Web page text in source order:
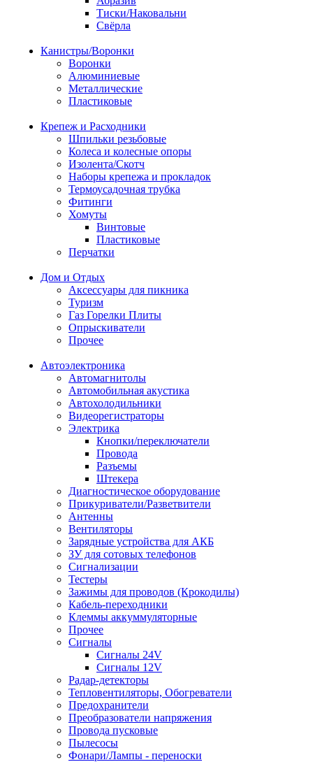
Тиски/Наковальни
Свёрла
Канистры/Воронки
Воронки
Алюминиевые
Металлические
Пластиковые
Крепеж и Расходники
Шпильки резьбовые
Колеса и колесные опоры
Изолента/Скотч
Наборы крепежа и прокладок
Термоусадочная трубка
Фитинги
Хомуты
Винтовые
Пластиковые
Перчатки
Дом и Отдых
Аксессуары для пикника
Туризм
Газ Горелки Плиты
Опрыскиватели
Прочее
Автоэлектроника
Автомагнитолы
Автомобильная акустика
Автохолодильники
Видеорегистраторы
Электрика
Кнопки/переключатели
Провода
Разъемы
Штекера
Диагностическое оборудование
Прикуриватели/Разветвители
Антенны
Вентиляторы
Зарядные устройства для АКБ
ЗУ для сотовых телефонов
Сигнализации
Тестеры
Зажимы для проводов (Крокодилы)
Кабель-переходники
Клеммы аккуммуляторные
Прочее
Сигналы
Сигналы 24V
Сигналы 12V
Радар-детекторы
Тепловентиляторы, Обогреватели
Предохранители
Преобразователи напряжения
Провода пусковые
Пылесосы
Фонари/Лампы - переноски